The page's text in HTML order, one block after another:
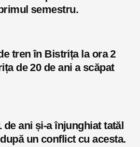
semestru.
tren în Bistrița la ora 2
de 20 de ani a scăpat
de ani și-a înjunghiat tatăl
un conflict cu acesta.